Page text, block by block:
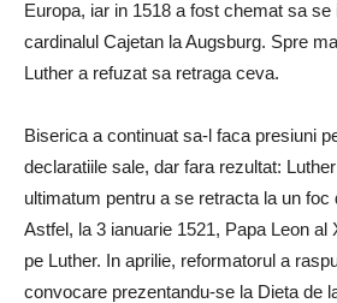
Europa, iar in 1518 a fost chemat sa
cardinalul Cajetan la Augsburg. Spre
Luther a refuzat sa retraga ceva.
Biserica a continuat sa-l faca presiuni
declaratiile sale, dar fara rezultat:
ultimatum pentru a se retracta la un foc
Astfel, la 3 ianuarie 1521, Papa Leon
pe Luther. In aprilie, reformatorul a
convocare prezentandu-se la Dieta de